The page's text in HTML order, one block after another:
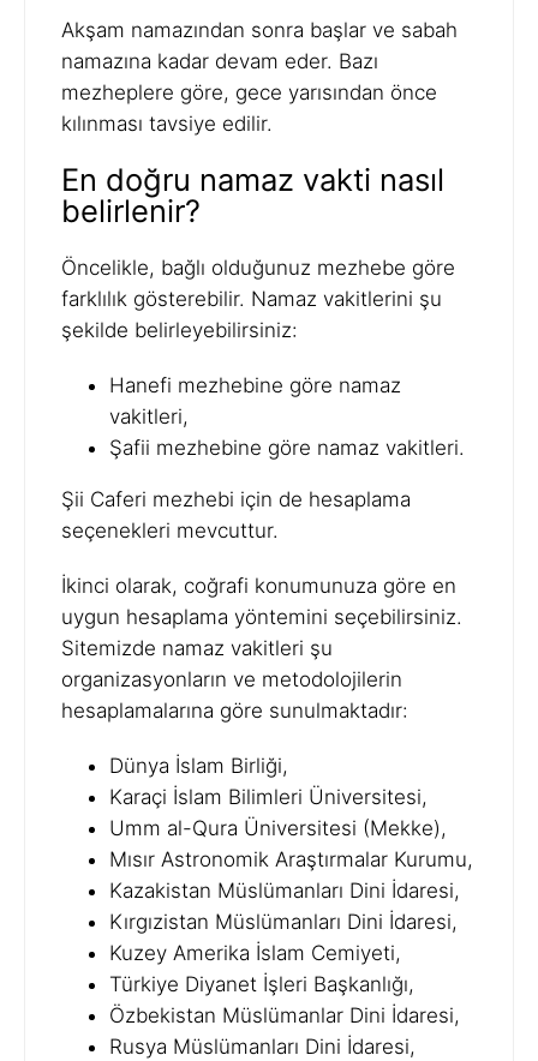
Akşam namazından sonra başlar ve sabah
namazına kadar devam eder. Bazı
mezheplere göre, gece yarısından önce
kılınması tavsiye edilir.
En doğru namaz vakti nasıl
belirlenir?
Öncelikle, bağlı olduğunuz mezhebe göre
farklılık gösterebilir. Namaz vakitlerini şu
şekilde belirleyebilirsiniz:
Hanefi mezhebine göre namaz
vakitleri,
Şafii mezhebine göre namaz vakitleri.
Şii Caferi mezhebi için de hesaplama
seçenekleri mevcuttur.
İkinci olarak, coğrafi konumunuza göre en
uygun hesaplama yöntemini seçebilirsiniz.
Sitemizde namaz vakitleri şu
organizasyonların ve metodolojilerin
hesaplamalarına göre sunulmaktadır:
Dünya İslam Birliği,
Karaçi İslam Bilimleri Üniversitesi,
Umm al-Qura Üniversitesi (Mekke),
Mısır Astronomik Araştırmalar Kurumu,
Kazakistan Müslümanları Dini İdaresi,
Kırgızistan Müslümanları Dini İdaresi,
Kuzey Amerika İslam Cemiyeti,
Türkiye Diyanet İşleri Başkanlığı,
Özbekistan Müslümanlar Dini İdaresi,
Rusya Müslümanları Dini İdaresi,